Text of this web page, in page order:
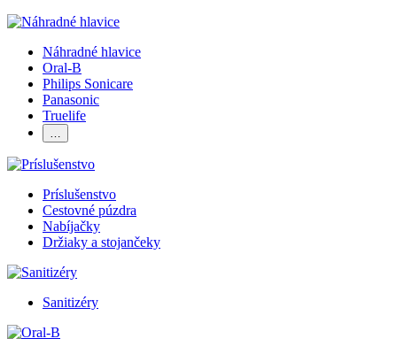
Náhradné hlavice
Oral-B
Philips Sonicare
Panasonic
Truelife
…
Príslušenstvo
Cestovné púzdra
Nabíjačky
Držiaky a stojančeky
Sanitizéry